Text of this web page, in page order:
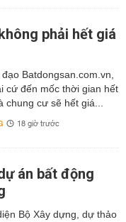
phải hết giá
Batdongsan.com.vn,
cứ đến mốc thời gian hết
chung cư sẽ hết giá...
18 giờ trước
án bất động
Bộ Xây dựng, dự thảo